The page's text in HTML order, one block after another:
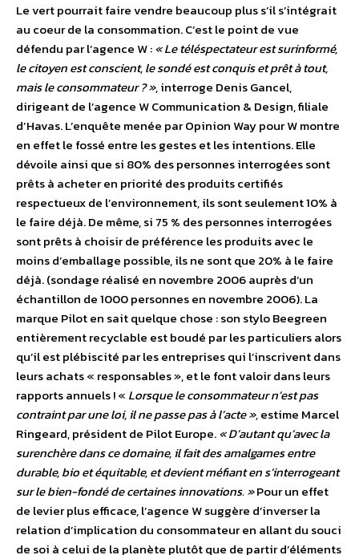
Le vert pourrait faire vendre beaucoup plus s’il s’intégrait
au coeur de la consommation. C’est le point de vue
défendu par l’agence W :« Le téléspectateur est surinformé,
le citoyen est conscient, le sondé est conquis et prêt à tout,
mais le consommateur ? », interroge Denis Gancel,
dirigeant de l’agence W Communication & Design, filiale
d’Havas. L’enquête menée par Opinion Way pour W montre
en effet le fossé entre les gestes et les intentions. Elle
dévoile ainsi que si 80% des personnes interrogées sont
prêts à acheter en priorité des produits certifiés
respectueux de l’environnement, ils sont seulement 10% à
le faire déjà. De même, si 75 % des personnes interrogées
sont prêts à choisir de préférence les produits avec le
moins d’emballage possible, ils ne sont que 20% à le faire
déjà. (sondage réalisé en novembre 2006 auprès d’un
échantillon de 1000 personnes en novembre 2006). La
marque Pilot en sait quelque chose : son stylo Beegreen
entièrement recyclable est boudé par les particuliers alors
qu’il est plébiscité par les entreprises qui l’inscrivent dans
leurs achats « responsables », et le font valoir dans leurs
rapports annuels ! « Lorsque le consommateur n’est pas
contraint par une loi, il ne passe pas à l’acte »,estime Marcel
Ringeard, président de Pilot Europe.« D’autant qu’avec la
surenchère dans ce domaine, il fait des amalgames entre
durable, bio et équitable, et devient méfiant en s’interrogeant
sur le bien-fondé de certaines innovations. »Pour un effet
de levier plus efficace, l’agence W suggère d’inverser la
relation d’implication du consommateur en allant du souci
de soi à celui de la planète plutôt que de partir d’éléments